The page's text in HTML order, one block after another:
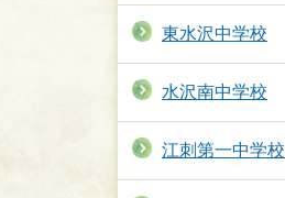
東水沢中学校
水沢南中学校
江刺第一中学校